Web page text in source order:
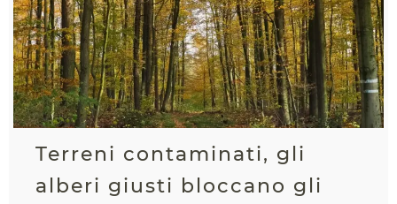
Terreni contaminati, gli
alberi giusti bloccano gli